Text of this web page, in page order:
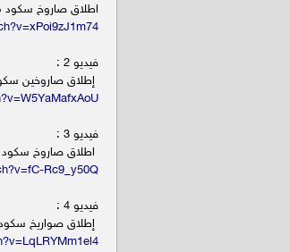
اطلاق صاروخ سكود
فيديو 2 :
إطلاق صاروخين
فيديو 3 :
اطلاق صاروخ سكود
Rc9_y50Q
فيديو 4 :
إطلاق صواريخ